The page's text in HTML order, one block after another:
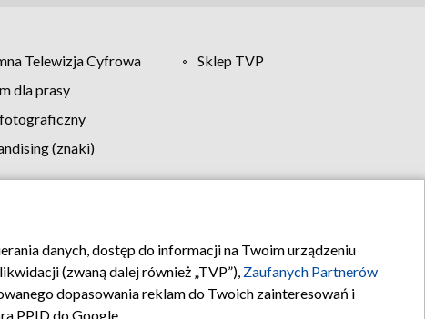
Telewizja Cyfrowa
Sklep TVP
dla prasy
(znaki)
Kontakt
danych, dostęp do informacji na Twoim urządzeniu
(zwaną dalej również „TVP”), Zaufanych Partnerów
dopasowania reklam do Twoich zainteresowań i
PPID do Google.